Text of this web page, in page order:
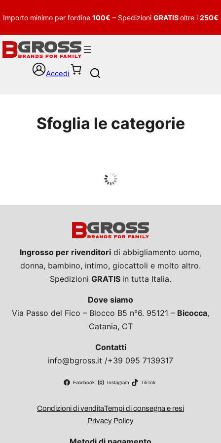
Importo minimo per l’ordine 100€ – Spedizioni GRATISoltre i 250€
Accedi
h
Sfoglia le categorie
Guarda tutto
Ingrosso per rivenditoridi abbigliamento uomo,
donna, bambino, intimo, giocattoli e molto altro.
Spedizioni GRATIS in tutta Italia.
Dove siamo
Via Passo del Fico – Blocco B5 n°6. 95121 – Bicocca,
Catania, CT
Contatti
info@bgross.it /+39 095 7139317
Facebook Instagram TikTok
Condizioni di venditaTempi di consegna e resi
Privacy Policy